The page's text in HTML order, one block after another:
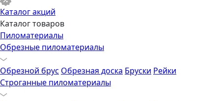
Каталог акций
Каталог товаров
Пиломатериалы
Обрезные пиломатериалы
Обрезной брус Обрезная доска Бруски Рейки
Строганные пиломатериалы